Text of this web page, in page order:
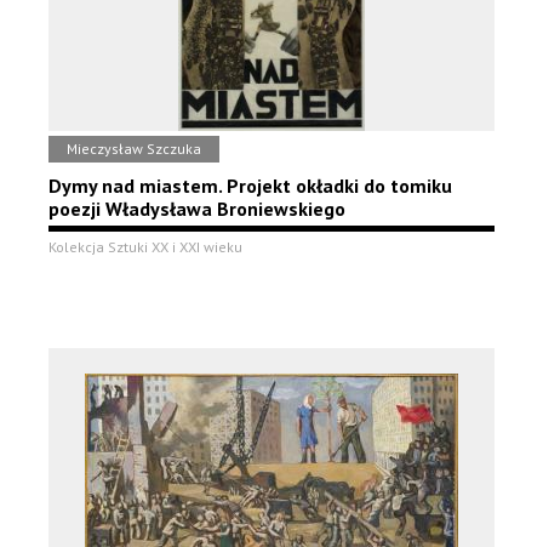
Mieczysław Szczuka
Dymy nad miastem. Projekt okładki do tomiku
poezji Władysława Broniewskiego
Kolekcja Sztuki XX i XXI wieku